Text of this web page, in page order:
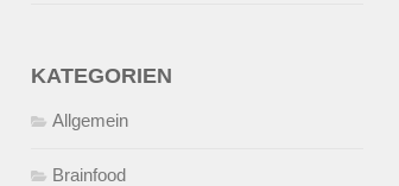
KATEGORIEN
Allgemein
Brainfood